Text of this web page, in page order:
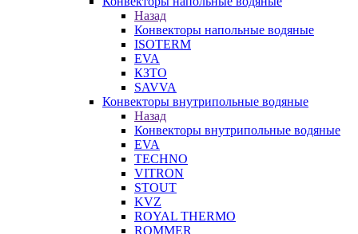
Назад
Конвекторы напольные водяные
ISOTERM
EVA
КЗТО
SAVVA
Конвекторы внутрипольные водяные
Назад
Конвекторы внутрипольные водяные
EVA
TECHNO
VITRON
STOUT
KVZ
ROYAL THERMO
ROMMER